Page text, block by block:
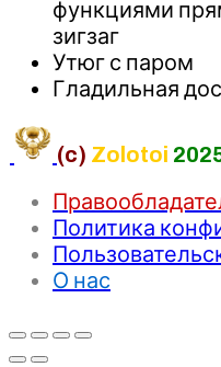
функциями
зигзаг
Утюг с паром
Гладильная
(c) Zolotoi
Политика
О нас